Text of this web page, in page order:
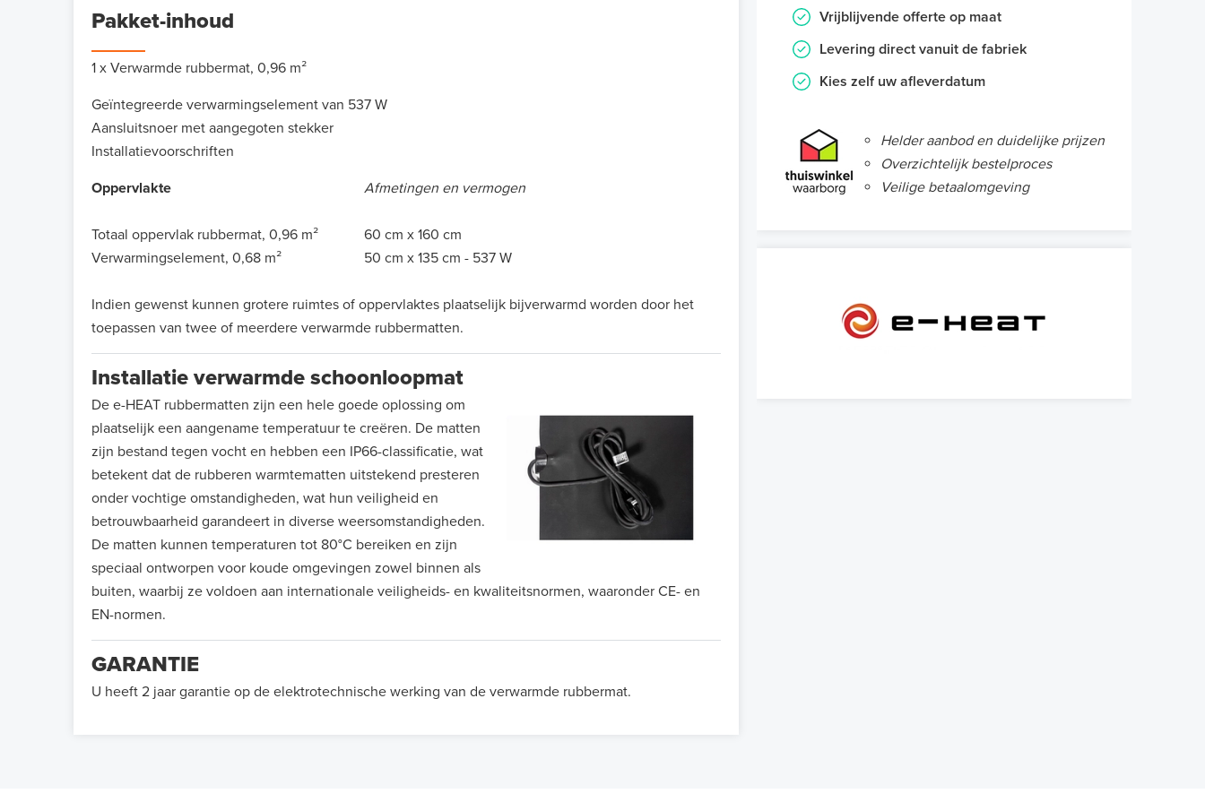
Pakket-inhoud
1 x Verwarmde rubbermat, 0,96 m²
Geïntegreerde verwarmingselement van 537 W
Aansluitsnoer met aangegoten stekker
Installatievoorschriften
Oppervlakte Afmetingen en vermogen
Totaal oppervlak rubbermat, 0,96 m²
60 cm x 160 cm
Verwarmingselement, 0,68 m²
50 cm x 135 cm - 537 W
Indien gewenst kunnen grotere ruimtes of oppervlaktes plaatselijk bijverwarmd worden door het
toepassen van twee of meerdere verwarmde rubbermatten.
Installatie verwarmde schoonloopmat
De e-HEAT rubbermatten zijn een hele goede oplossing om
plaatselijk een aangename temperatuur te creëren. De matten
zijn bestand tegen vocht en hebben een IP66-classificatie, wat
betekent dat de rubberen warmtematten uitstekend presteren
onder vochtige omstandigheden, wat hun veiligheid en
betrouwbaarheid garandeert in diverse weersomstandigheden.
De matten kunnen temperaturen tot 80°C bereiken en zijn
speciaal ontworpen voor koude omgevingen zowel binnen als
buiten, waarbij ze voldoen aan internationale veiligheids- en kwaliteitsnormen, waaronder CE- en
EN-normen.
GARANTIE
U heeft 2 jaar garantie op de elektrotechnische werking van de verwarmde rubbermat.
Vrijblijvende offerte op maat
Levering direct vanuit de fabriek
Kies zelf uw afleverdatum
Helder aanbod en duidelijke prijzen
Overzichtelijk bestelproces
Veilige betaalomgeving